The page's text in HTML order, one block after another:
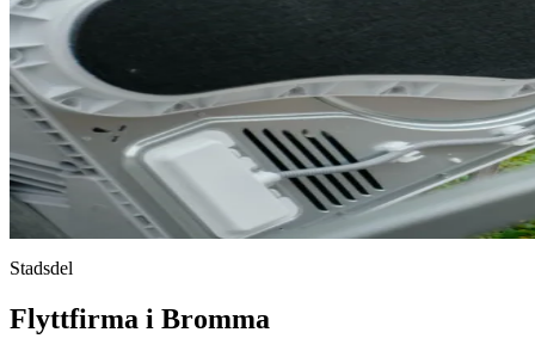
Stadsdel
Flyttfirma i Bromma